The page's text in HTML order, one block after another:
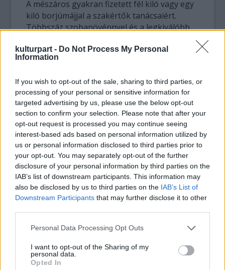
kulturpart - Do Not Process My Personal
Information
If you wish to opt-out of the sale, sharing to third parties, or
processing of your personal or sensitive information for
targeted advertising by us, please use the below opt-out
section to confirm your selection. Please note that after your
opt-out request is processed you may continue seeing
interest-based ads based on personal information utilized by
us or personal information disclosed to third parties prior to
your opt-out. You may separately opt-out of the further
disclosure of your personal information by third parties on the
IAB’s list of downstream participants. This information may
also be disclosed by us to third parties on the IAB’s List of
Downstream Participants that may further disclose it to other
Please note that this website/app uses one or more Google
not limited to your visit or usage behaviour. You may click to
grant or deny consent to Google and its third-party tags to
use your data for below specified purposes in below Google
Personal Data Processing Opt Outs
I want to opt-out of the Sharing of my
personal data.
Opted In
A mészáros gyakran fizetett fél kiló vagy egy
kiló borjúmájjal a szakértők tanácsaiért.
Többszáz szobanövénnyel és a legkiválóbb
teremtett magának a húsbolt feletti
lakásban, ahová a szocializmus szürkesége
Fotó: hu.euronews.com
titkosak ezek a gyűjtemények, mert nagyon
sokszor olyan pénzből jöttek létre, olyan